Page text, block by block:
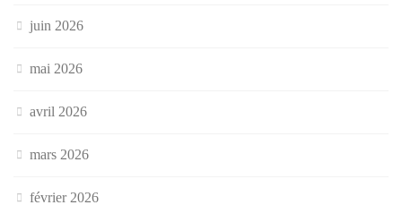
juin 2026
mai 2026
avril 2026
mars 2026
février 2026